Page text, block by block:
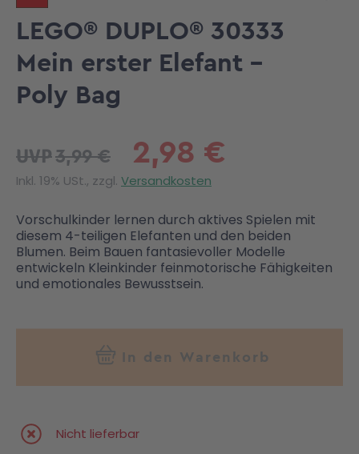
LEGO® DUPLO® 30333
Mein erster Elefant -
Poly Bag
2,98 €
UVP3,99 €
Inkl. 19% USt., zzgl. Versandkosten
Vorschulkinder lernen durch aktives Spielen mit
diesem 4-teiligen Elefanten und den beiden
Blumen. Beim Bauen fantasievoller Modelle
entwickeln Kleinkinder feinmotorische Fähigkeiten
und emotionales Bewusstsein.
In den Warenkorb
Nicht lieferbar